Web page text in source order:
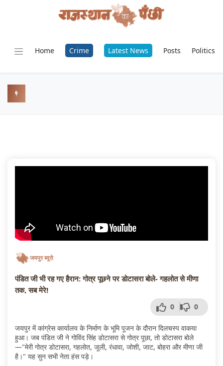
Home Crime Latest News Posts Politics
जयपुर ब्यूरो
पंडित जी भी रह गए हैरान: गोत्र पूछने पर डोटासरा बोले- गहलोत से मीणा
तक, सब मेरे!
0 0
जयपुर में कांग्रेस कार्यालय के निर्माण के भूमि पूजन के दौरान दिलचस्प वाकया
हुआ। जब पंडित जी ने गोविंद सिंह डोटासरा से गोत्र पूछा, तो डोटासरा बोले
—"मेरी गोत्र डोटासरा, गहलोत, जूली, रंधावा, जोशी, जाट, बोहरा और मीणा जी
है।" यह सुन सभी नेता हंस पड़े।